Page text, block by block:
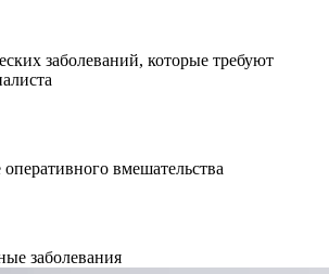
заболеваний, которые требуют
вмешательства
заболевания